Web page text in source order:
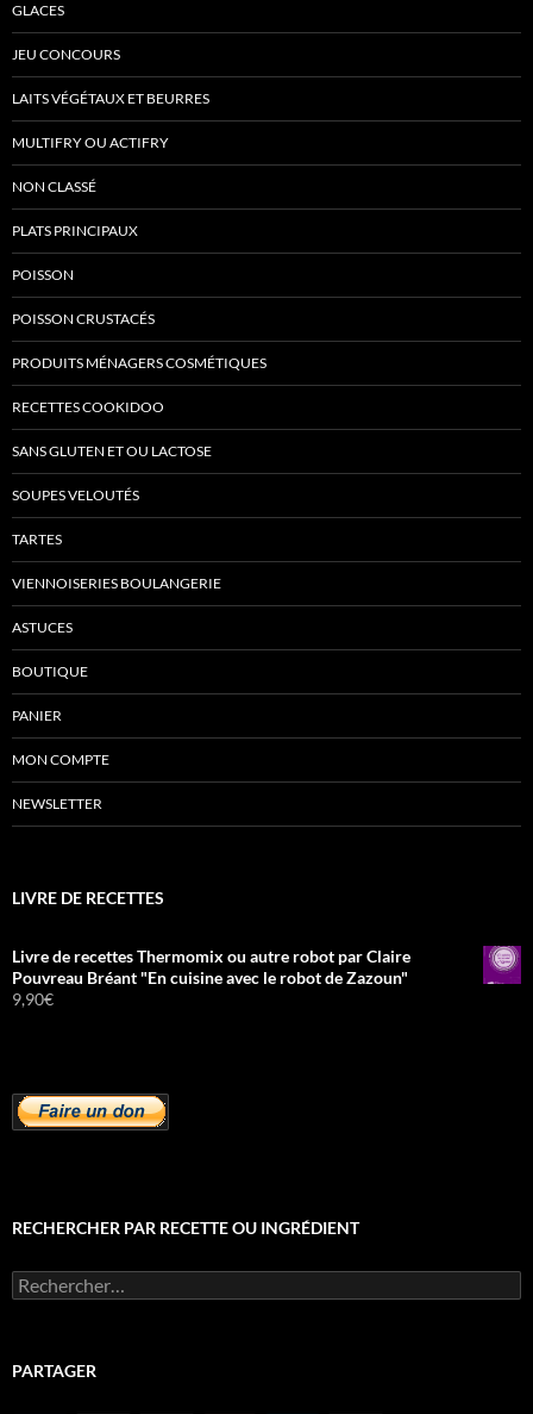
GLACES
JEU CONCOURS
LAITS VÉGÉTAUX ET BEURRES
MULTIFRY OU ACTIFRY
NON CLASSÉ
PLATS PRINCIPAUX
POISSON
POISSON CRUSTACÉS
PRODUITS MÉNAGERS COSMÉTIQUES
RECETTES COOKIDOO
SANS GLUTEN ET OU LACTOSE
SOUPES VELOUTÉS
TARTES
VIENNOISERIES BOULANGERIE
ASTUCES
BOUTIQUE
PANIER
MON COMPTE
NEWSLETTER
LIVRE DE RECETTES
Livre de recettes Thermomix ou autre robot par Claire
Pouvreau Bréant "En cuisine avec le robot de Zazoun"
9,90€
RECHERCHER PAR RECETTE OU INGRÉDIENT
Rechercher :
PARTAGER